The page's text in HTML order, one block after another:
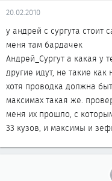
20.02.2010
у андрей с сургута
меня там бардачек
Андрей_Сургут а какая у
другие идут, не такие как
хотя проводка должна
максимах такая же.
меня их прошло, с
33 кузов, и максимы и